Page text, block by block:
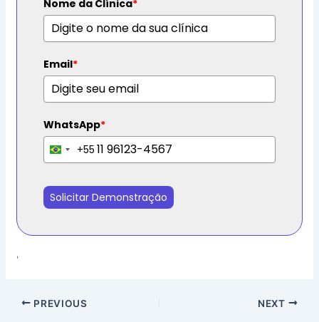
Nome da Clínica*
Email*
WhatsApp*
B
a
z
+55
Solicitar Demonstração
'
PREVIOUS NEXT